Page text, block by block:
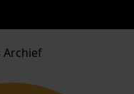
Archief